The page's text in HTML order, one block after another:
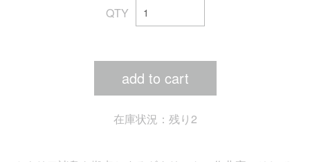
QTY
add to cart
在庫状況：残り2